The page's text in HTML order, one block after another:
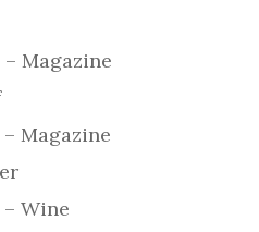
– Magazine
– Magazine
– Wine